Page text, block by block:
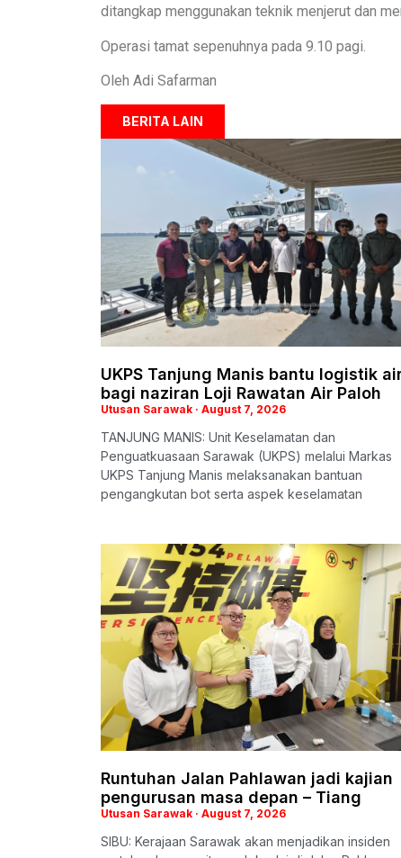
ditangkap menggunakan teknik menjerut dan
Operasi tamat sepenuhnya pada 9.10 pagi.
Oleh Adi Safarman
BERITA LAIN
UKPS Tanjung Manis bantu logistik
bagi naziran Loji Rawatan Air Paloh
Utusan Sarawak August 7, 2026
TANJUNG MANIS: Unit Keselamatan dan
Penguatkuasaan Sarawak (UKPS) melalui Markas
UKPS Tanjung Manis melaksanakan bantuan
pengangkutan bot serta aspek keselamatan
Runtuhan Jalan Pahlawan jadi kajian
pengurusan masa depan – Tiang
Utusan Sarawak August 7, 2026
SIBU: Kerajaan Sarawak akan menjadikan insiden